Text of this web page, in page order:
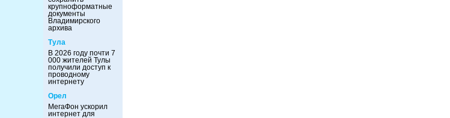
крупноформатные
документы
Владимирского
архива
Тула
В 2026 году почти 7
000 жителей Тулы
получили доступ к
проводному
интернету
Орел
МегаФон ускорил
интернет для